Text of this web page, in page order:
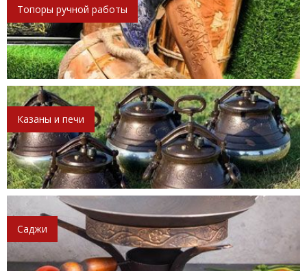
Топоры ручной работы
Казаны и печи
Саджи